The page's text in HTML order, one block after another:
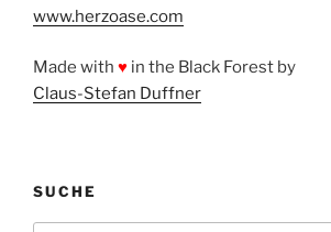
www.herzoase.com
Made with ♥ in the Black Forest by
Claus-Stefan Duffner
SUCHE